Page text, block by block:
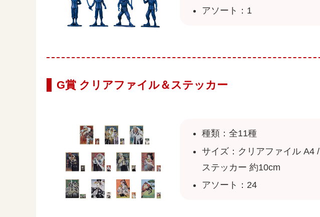
アソート：1
G賞 クリアファイル＆ステッカー
種類：全11種
サイズ：クリアファイル A4 /
ステッカー 約10cm
アソート：24